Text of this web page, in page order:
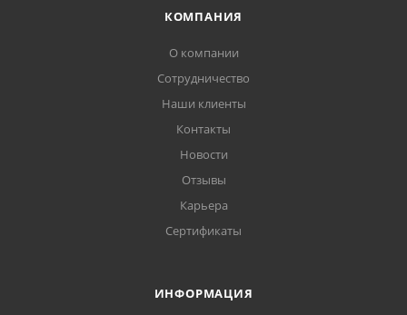
КОМПАНИЯ
О компании
Сотрудничество
Наши клиенты
Контакты
Новости
Отзывы
Карьера
Сертификаты
ИНФОРМАЦИЯ